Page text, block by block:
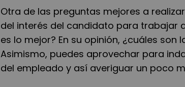
Otra de las preguntas mejores a
del interés del candidato para trabajar
es lo mejor? En su opinión, ¿cuáles
Asimismo, puedes aprovechar para
del empleado y así averiguar un poco